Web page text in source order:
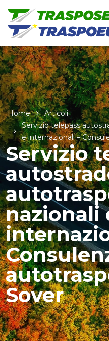
Home
Articoli
Servizio telepass
e internazionali –
Servizio
nazionali
Sover